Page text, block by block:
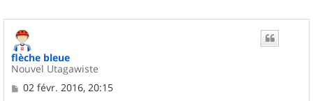
flèche bleue
Nouvel Utagawiste
M
02 févr. 2016, 20:15